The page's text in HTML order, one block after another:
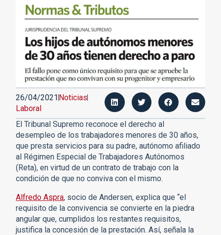
26/04/2021 Noticias
Laboral
El Tribunal Supremo reconoce el derecho al
desempleo de los trabajadores menores de 30 años,
que presta servicios para su padre, autónomo afiliado
al Régimen Especial de Trabajadores Autónomos
(Reta), en virtud de un contrato de trabajo con la
condición de que no conviva con el mismo.
Alfredo Aspra, socio de Andersen, explica que “el
requisito de la convivencia se convierte en la piedra
angular que, cumplidos los restantes requisitos,
justifica la concesión de la prestación. Así, señala la